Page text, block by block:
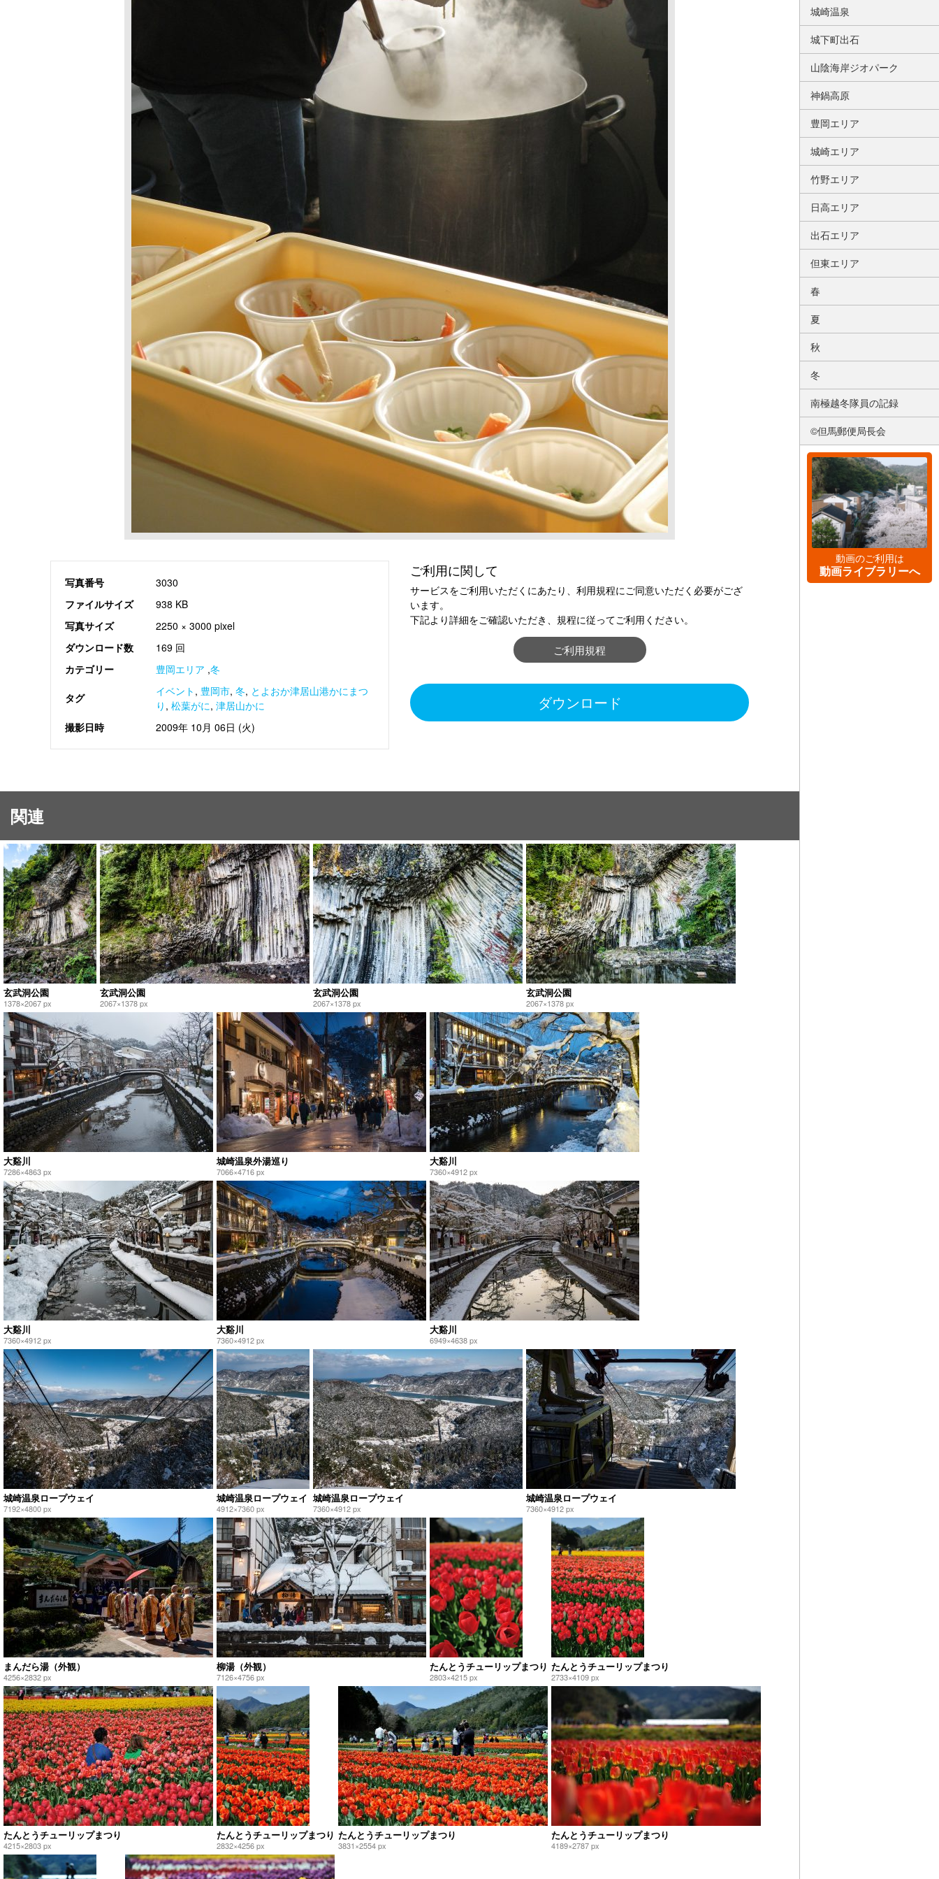
写真番号
3030
ファイルサイズ
938 KB
写真サイズ
2250 × 3000 pixel
ダウンロード数
169 回
カテゴリー
豊岡エリア ,冬
タグ イベント , 豊岡市, 冬, とよおか津居山港かにまつ
り , 松葉がに, 津居山かに
撮影日時
2009年 10月 06日 (火)
ご利用に関して
サービスをご利用いただくにあたり、利用規程にご同意いただく必要がござ
います。
下記より詳細をご確認いただき、規程に従ってご利用ください。
ご利用規程
ダウンロード
関連
玄武洞公園
1378×2067 px
玄武洞公園
2067×1378 px
玄武洞公園
2067×1378 px
玄武洞公園
2067×1378 px
大谿川
7286×4863 px
城崎温泉外湯巡り
7066×4716 px
大谿川
7360×4912 px
大谿川
7360×4912 px
大谿川
7360×4912 px
大谿川
6949×4638 px
城崎温泉ロープウェイ
7192×4800 px
城崎温泉ロープウェイ
4912×7360 px
城崎温泉ロープウェイ
7360×4912 px
城崎温泉ロープウェイ
7360×4912 px
まんだら湯（外観）
4256×2832 px
柳湯（外観）
7126×4756 px
たんとうチューリップまつり
2803×4215 px
たんとうチューリップまつり
2733×4109 px
たんとうチューリップまつり
4215×2803 px
たんとうチューリップまつり
2832×4256 px
たんとうチューリップまつり
3831×2554 px
たんとうチューリップまつり
4189×2787 px
城崎温泉
城下町出石
山陰海岸ジオパーク
神鍋高原
豊岡エリア
城崎エリア
竹野エリア
日高エリア
出石エリア
但東エリア
春
夏
秋
冬
南極越冬隊員の記録
©但馬郵便局長会
動画のご利用は
動画ライブラリーへ